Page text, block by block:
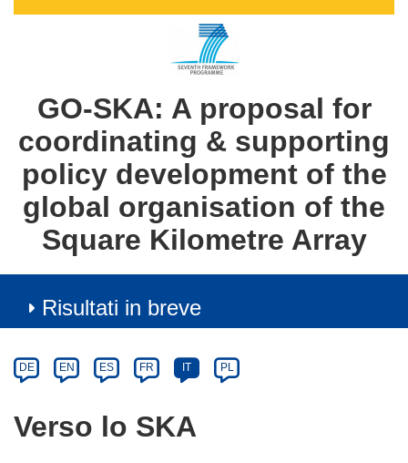
GO-SKA: A proposal for
coordinating & supporting
policy development of the
global organisation of the
Square Kilometre Array
Risultati in breve
Category
Article
available
the
DE EN ES FR IT PL
Verso lo SKA